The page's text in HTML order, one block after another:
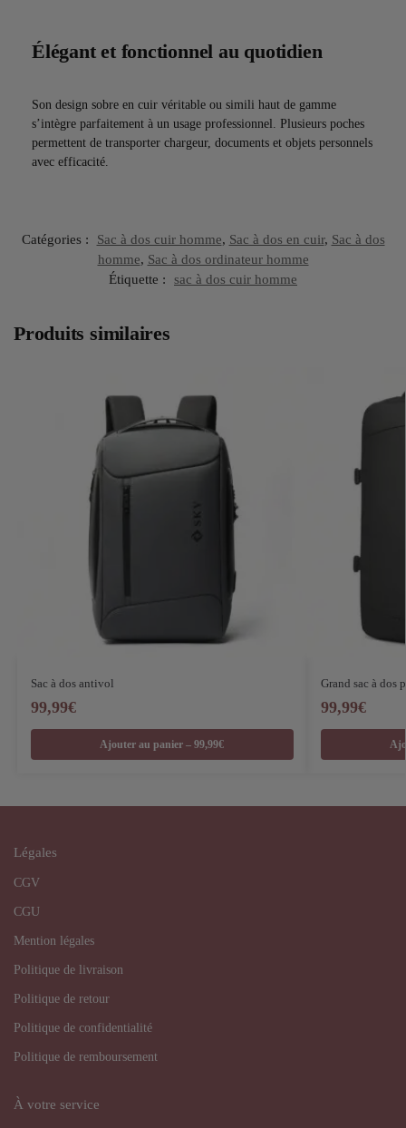
Élégant et fonctionnel au quotidien
Son design sobre en cuir véritable ou simili haut de gamme
s’intègre parfaitement à un usage professionnel. Plusieurs poches
permettent de transporter chargeur, documents et objets personnels
avec efficacité.
Catégories : Sac à dos cuir homme, Sac à dos en cuir, Sac à dos
homme, Sac à dos ordinateur homme
Étiquette :
sac à dos cuir homme
Produits similaires
Sac à dos antivol
99,99€
Ajouter au panier – 99,99€
Grand sac à dos
99,99€
Légales
CGV
CGU
Mention légales
Politique de livraison
Politique de retour
Politique de confidentialité
Politique de remboursement
À votre service